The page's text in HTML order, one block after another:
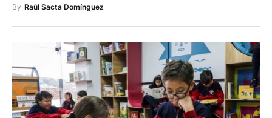
By Raúl Sacta Domínguez